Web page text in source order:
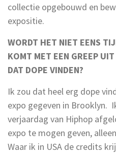
collectie opgebouwd en
expositie.
WORDT HET NIET EENS
KOMT MET EEN GREEP
DAT DOPE VINDEN?
Ik zou dat heel erg dope
expo gegeven in Brooklyn.
verjaardag van Hiphop
expo te mogen geven,
Waar ik in USA de credits